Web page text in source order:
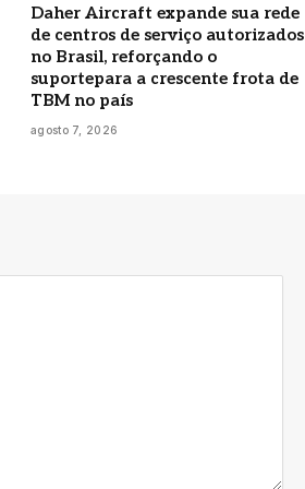
Daher Aircraft expande sua rede
de centros de serviço autorizados
no Brasil, reforçando o
suportepara a crescente frota de
TBM no país
agosto 7, 2026